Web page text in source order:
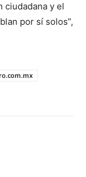
ciudadana y el
por sí solos”,